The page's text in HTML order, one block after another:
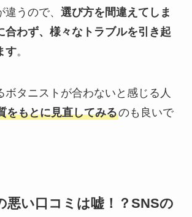
うので、 選び方を間違えてしま
合わず、様々なトラブルを引き起
す。
ボタニストが合わないと感じる人
をもとに見直してみるのも良いで
悪い口コミは嘘！？SNSの